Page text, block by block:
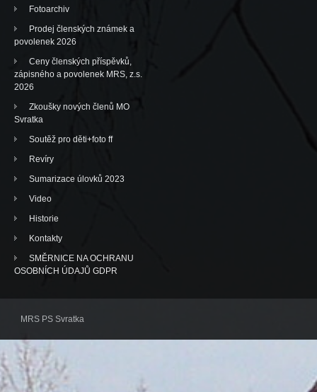
Fotoarchiv
Prodej členských známek a
povolenek 2026
Ceny členských příspěvků,
zápisného a povolenek MRS, z.s.
2026
Zkoušky nových členů MO
Svratka
Soutěž pro děti+foto ff
Revíry
Sumarizace úlovků 2023
Video
Historie
Kontakty
SMĚRNICE NA OCHRANU
OSOBNÍCH ÚDAJŮ GDPR
MRS PS Svratka